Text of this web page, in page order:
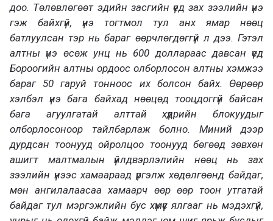
доо. Төлөвлөгөөт эдийн засгийн үед зах зээлийн үнэ
гэж байхгүй, үнэ тогтмол тул анх ямар нөөц
батлуулсан тэр нь бараг өөрчлөгдөггүй л дээ. Гэтэл
алтны үнэ өсөж унц нь 600 доллараас давсан үед
Бороогийн алтны ордоос олборлосон алтны хэмжээ
бараг 50 гаруй тонноос их болсон байх. Өөрөөр
хэлбэл үнэ бага байхад нөөцөд тооцдоггүй байсан
бага агуулгатай алттай хүдрийн блокуудыг
олборлосоноор тайлбарлаж болно. Миний дээр
дурдсан тоонууд ойролцоо тоонууд бөгөөд зөвхөн
ашигт малтмалын үйлдвэрлэлийн нөөц нь зах
зээлийн үнээс хамаараад үргэлж хөдөлгөөнд байдаг,
мөн ангилалаасаа хамаарч өөр өөр тоон утгатай
байдаг тул мэргэжлийн бус хүмүүс ялгааг нь мэдэхгүй,